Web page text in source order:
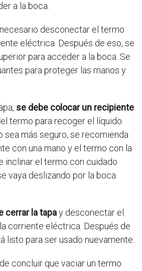
a la boca.
desconectar el termo
eléctrica. Después de eso, se
para acceder a la boca. Se
para proteger las manos y
se debe colocar un recipiente
termo para recoger el líquido.
sea más seguro, se recomienda
con una mano y el termo con la
inclinar el termo con cuidado
vaya deslizando por la boca
cerrar la tapay desconectar el
corriente eléctrica. Después de
listo para ser usado nuevamente.
concluir que vaciar un termo